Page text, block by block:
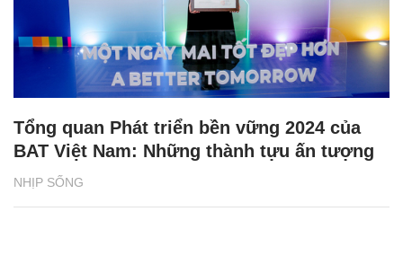
NHỊP SỐNG
Tổng quan Phát triển bền vững 2024 của
BAT Việt Nam: Những thành tựu ấn tượng